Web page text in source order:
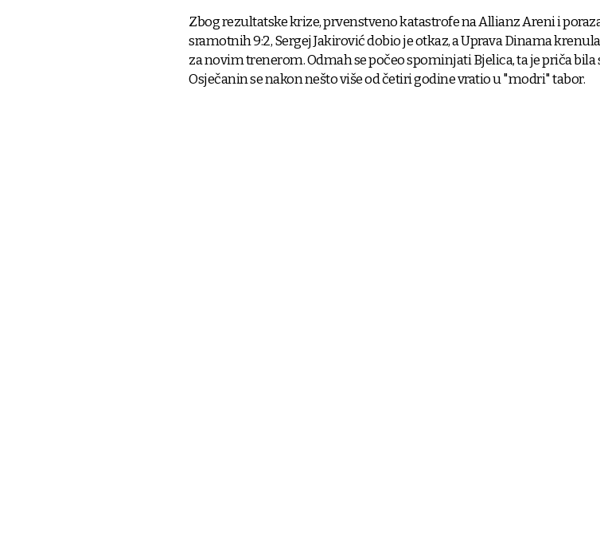
Zbog rezultatske krize, prvenstveno katastrofe na Allianz Areni i
sramotnih 9:2, Sergej Jakirović dobio je otkaz, a Uprava Dinama
za novim trenerom. Odmah se počeo spominjati Bjelica, ta je priča bila
Osječanin se nakon nešto više od četiri godine vratio u "modri" tabor.